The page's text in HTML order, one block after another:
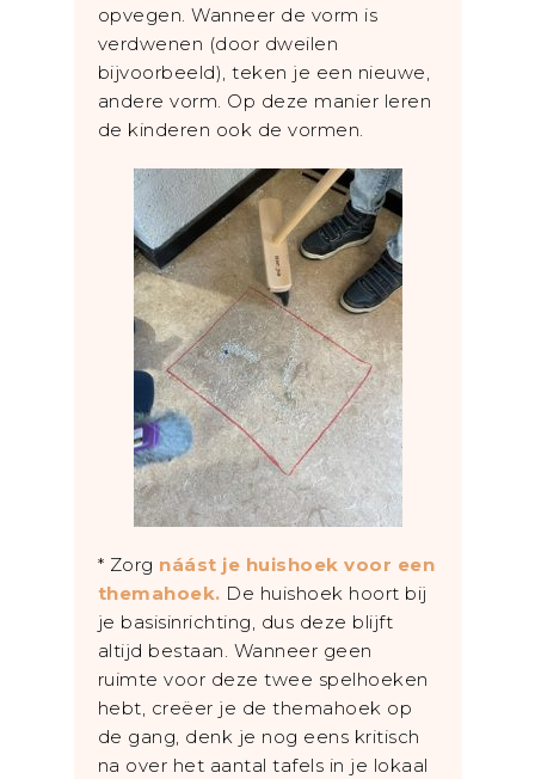
opvegen. Wanneer de vorm is
verdwenen (door dweilen
bijvoorbeeld), teken je een nieuwe,
andere vorm. Op deze manier leren
de kinderen ook de vormen.
* Zorg náást je huishoek voor een
themahoek. De huishoek hoort bij
je basisinrichting, dus deze blijft
altijd bestaan. Wanneer geen
ruimte voor deze twee spelhoeken
hebt, creëer je de themahoek op
de gang, denk je nog eens kritisch
na over het aantal tafels in je lokaal